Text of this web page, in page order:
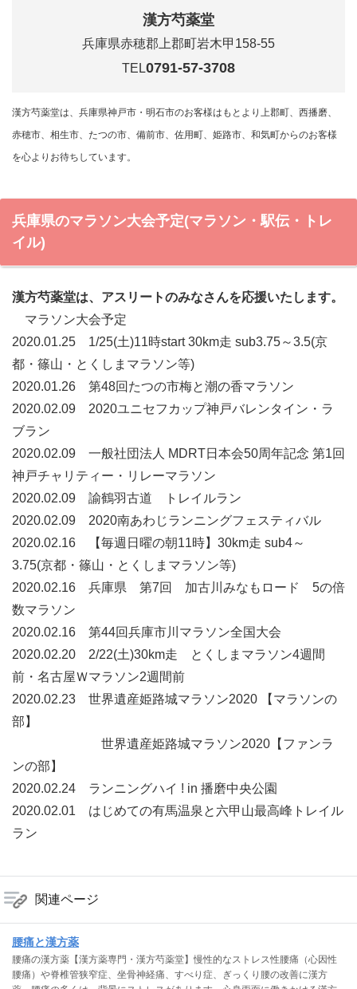
漢方芍薬堂
兵庫県赤穂郡上郡町岩木甲158-55
TEL0791-57-3708
漢方芍薬堂は、兵庫県神戸市・明石市のお客様はもとより上郡町、西播磨、
赤穂市、相生市、たつの市、備前市、佐用町、姫路市、和気町からのお客様
を心よりお待ちしています。
兵庫県のマラソン大会予定(マラソン・駅伝・トレ
イル)
漢方芍薬堂は、アスリートのみなさんを応援いたします。
マラソン大会予定
2020.01.25 1/25(土)11時start 30km走 sub3.75～3.5(京
都・篠山・とくしまマラソン等)
2020.01.26 第48回たつの市梅と潮の香マラソン
2020.02.09 2020ユニセフカップ神戸バレンタイン・ラ
ブラン
2020.02.09 一般社団法人 MDRT日本会50周年記念 第1回
神戸チャリティー・リレーマラソン
2020.02.09 諭鶴羽古道 トレイルラン
2020.02.09 2020南あわじランニングフェスティバル
2020.02.16 【毎週日曜の朝11時】30km走 sub4～
3.75(京都・篠山・とくしまマラソン等)
2020.02.16 兵庫県 第7回 加古川みなもロード 5の倍
数マラソン
2020.02.16 第44回兵庫市川マラソン全国大会
2020.02.20 2/22(土)30km走 とくしまマラソン4週間
前・名古屋Ｗマラソン2週間前
2020.02.23 世界遺産姫路城マラソン2020 【マラソンの
部】
世界遺産姫路城マラソン2020【ファンラ
ンの部】
2020.02.24 ランニングハイ ! in 播磨中央公園
2020.02.01 はじめての有馬温泉と六甲山最高峰トレイル
ラン
関連ページ
腰痛と漢方薬
腰痛の漢方薬【漢方薬専門・漢方芍薬堂】慢性的なストレス性腰痛（心因性
腰痛）や脊椎管狭窄症、坐骨神経痛、すべり症、ぎっくり腰の改善に漢方